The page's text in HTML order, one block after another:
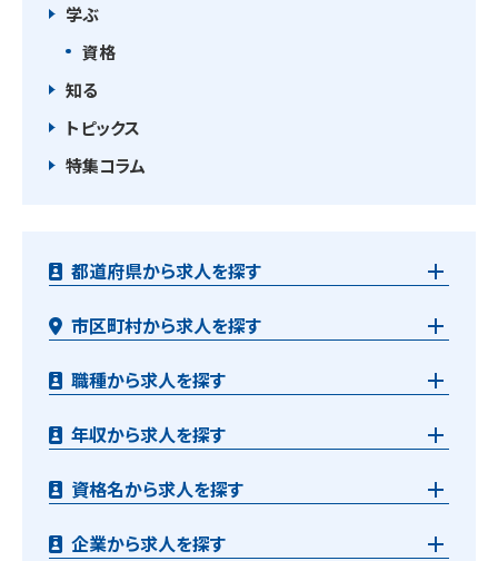
学ぶ
資格
知る
トピックス
特集コラム
都道府県から求人を探す
市区町村から求人を探す
職種から求人を探す
年収から求人を探す
資格名から求人を探す
企業から求人を探す